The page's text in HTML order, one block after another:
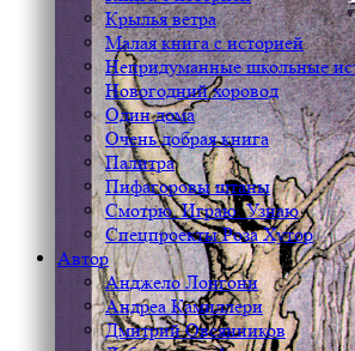
Крылья ветра
Малая книга с историей
Непридуманные школьные
Новогодний хоровод
Один дома
Очень добрая книга
Палитра
Пифагоровы штаны
Смотрю. Играю. Узнаю
Спецпроекты Роза Хутор
Автор
Анджело Лонгони
Андреа Камиллери
Дмитрий Овсянников